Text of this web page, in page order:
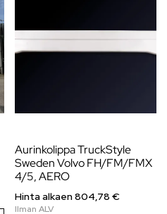
Aurinkolippa TruckStyle
Sweden Volvo FH/FM/FMX
4/5, AERO
Hinta alkaen804,78 €